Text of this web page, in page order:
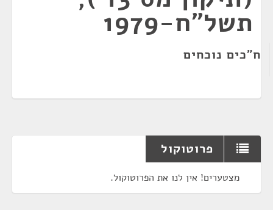
תשל"ח-1979
ח"כים נוכחים
פרוטוקול
מצטערים! אין לנו את הפרוטוקול.